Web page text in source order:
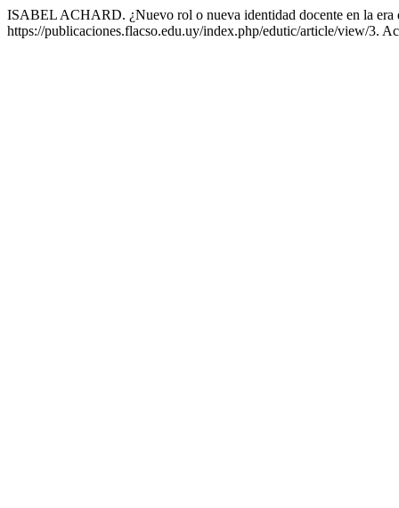
ISABEL ACHARD. ¿Nuevo rol o nueva identidad docente en la
https://publicaciones.flacso.edu.uy/index.php/edutic/article/view/3.